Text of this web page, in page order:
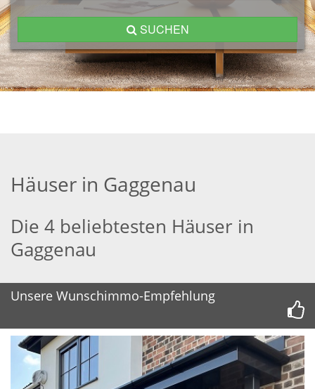
SUCHEN
Häuser in Gaggenau
Die 4 beliebtesten Häuser in
Gaggenau
Unsere Wunschimmo-Empfehlung